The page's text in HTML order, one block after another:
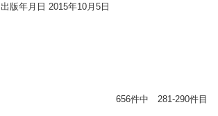
出版年月日 2015年10月5日
656件中 281-290件目